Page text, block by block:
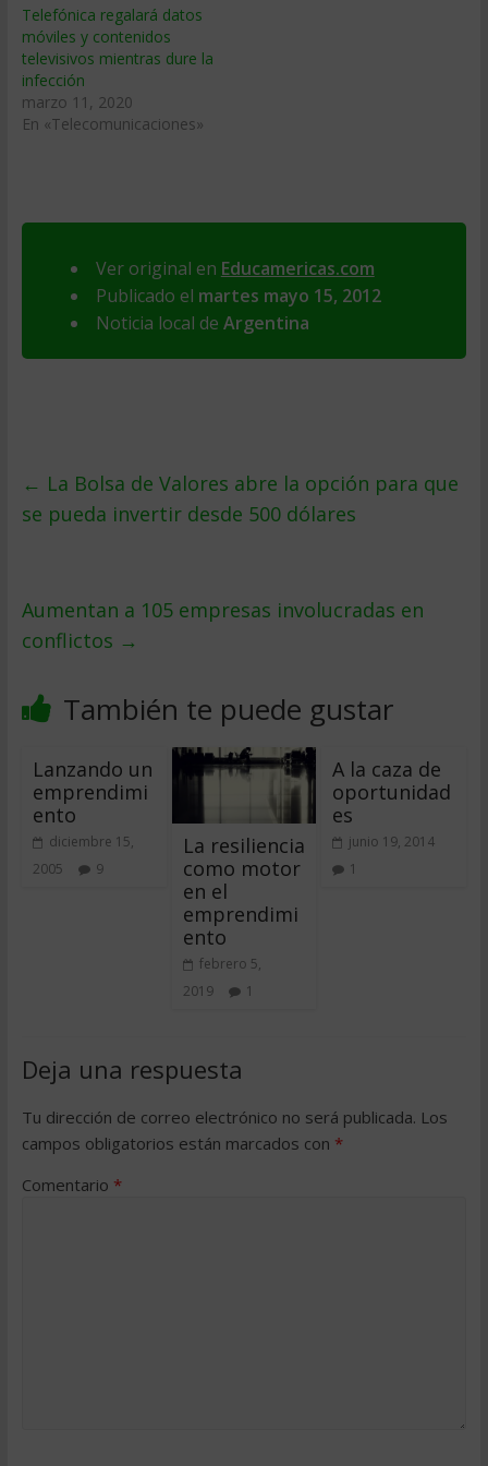
Telefónica regalará datos
móviles y contenidos
televisivos mientras dure la
infección
marzo 11, 2020
En «Telecomunicaciones»
Ver original en Educamericas.com
Publicado el martes mayo 15, 2012
Noticia local de Argentina
← La Bolsa de Valores abre la opción para que
se pueda invertir desde 500 dólares
Aumentan a 105 empresas involucradas en
conflictos →
También te puede gustar
Lanzando un
emprendimi
ento
diciembre 15,
2005
9
La resiliencia
como motor
en el
emprendimi
ento
febrero 5,
2019
1
A la caza de
oportunidad
es
junio 19, 2014
1
Deja una respuesta
Tu dirección de correo electrónico no será publicada. Los
campos obligatorios están marcados con *
Comentario *